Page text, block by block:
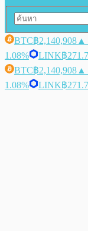
BTC฿2,140,908 ▲
1.08%
LINK฿
BTC฿2,140,908 ▲
1.08%
LINK฿